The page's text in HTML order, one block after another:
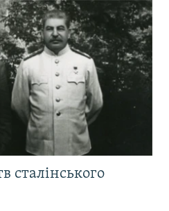
сталінського